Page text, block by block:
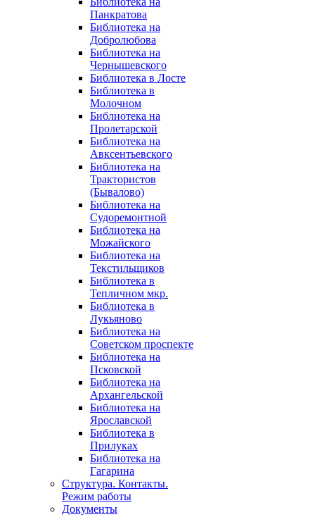
Панкратова
Библиотека на
Добролюбова
Библиотека на
Чернышевского
Библиотека в Лосте
Библиотека в
Молочном
Библиотека на
Пролетарской
Библиотека на
Авксентьевского
Библиотека на
Трактористов
(Бывалово)
Библиотека на
Судоремонтной
Библиотека на
Можайского
Библиотека на
Текстильщиков
Библиотека в
Тепличном мкр.
Библиотека в
Лукьяново
Библиотека на
Советском проспекте
Библиотека на
Псковской
Библиотека на
Архангельской
Библиотека на
Ярославской
Библиотека в
Прилуках
Библиотека на
Гагарина
Структура. Контакты.
Режим работы
Документы